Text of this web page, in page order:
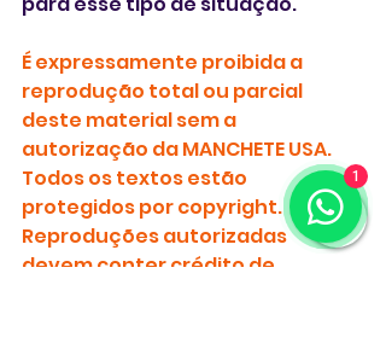
É expressamente proibida a
reprodução total ou parcial
deste material sem a
autorização da MANCHETE USA.
Todos os textos estão
protegidos por copyright.
Reproduções autorizadas
devem conter crédito de
1